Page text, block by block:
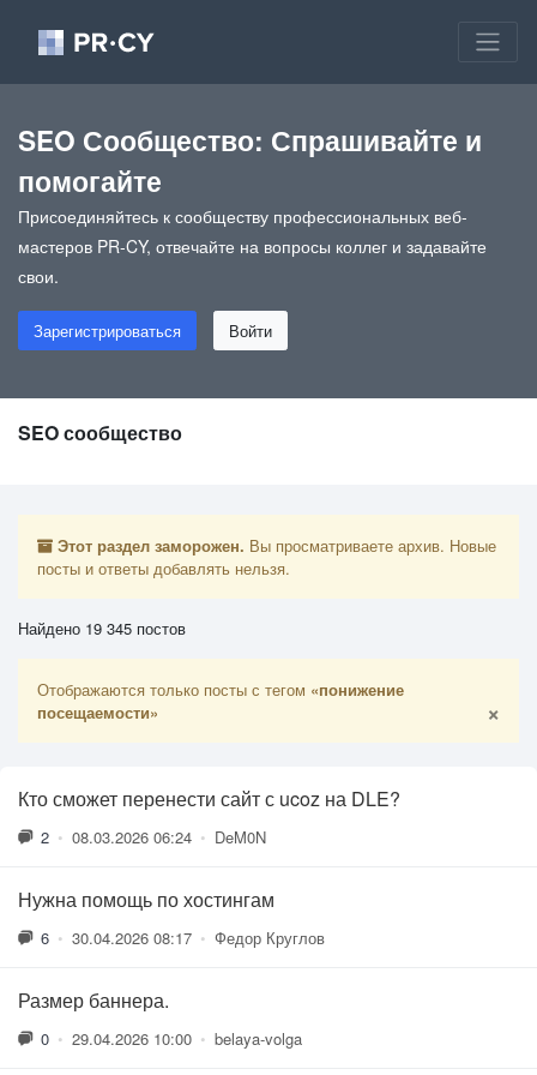
SEO Сообщество: Спрашивайте и
помогайте
Присоединяйтесь к сообществу профессиональных веб-
мастеров PR-CY, отвечайте на вопросы коллег и задавайте
свои.
Зарегистрироваться Войти
SEO сообщество
Этот раздел заморожен. Вы просматриваете архив. Новые
посты и ответы добавлять нельзя.
Найдено 19 345 постов
Отображаются только посты с тегом «понижение
посещаемости»
×
Кто сможет перенести сайт с ucoz на DLE?
2 • 08.03.2026 06:24 • DeM0N
Нужна помощь по хостингам
6 • 30.04.2026 08:17 • Федор Круглов
Размер баннера.
0 • 29.04.2026 10:00 • belaya-volga